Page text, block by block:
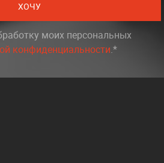
ХОЧУ
моих персональных
конфиденциальности.*